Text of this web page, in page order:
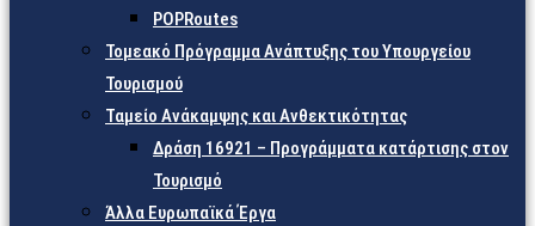
POPRoutes
Τομεακό Πρόγραμμα Ανάπτυξης του Υπουργείου
Τουρισμού
Ταμείο Ανάκαμψης και Ανθεκτικότητας
Δράση 16921 – Προγράμματα κατάρτισης στον
Τουρισμό
Άλλα Ευρωπαϊκά Έργα